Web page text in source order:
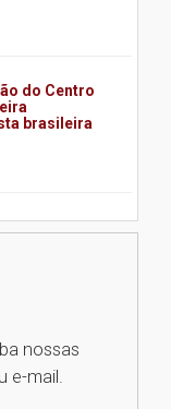
do Centro
brasileira
desafios
em
nossas
e-mail.